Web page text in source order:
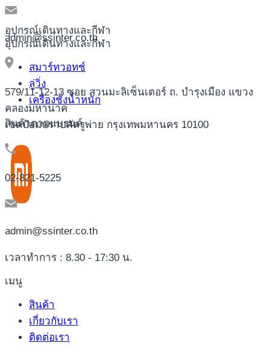
อุปกรณ์เดินทางและกีฬา
อุปกรณ์เดินทางและกีฬา
สมาร์ทวอทช์
ลู่วิ่ง
เครื่องชั่งน้ำหนัก
สินค้าตามแบรนด์
admin@ssinter.co.th
579/11-12-13 ซอย สวนมะลิเซ็นเตอร์ ถ. บำรุงเมือง แขวง
คลองมหานาค
เขตป้อมปราบศัตรูพ่าย กรุงเทพมหานคร 10100
02-821-5225
admin@ssinter.co.th
เวลาทำการ : 8.30 - 17:30 น.
เมนู
สินค้า
เกี่ยวกับเรา
ติดต่อเรา